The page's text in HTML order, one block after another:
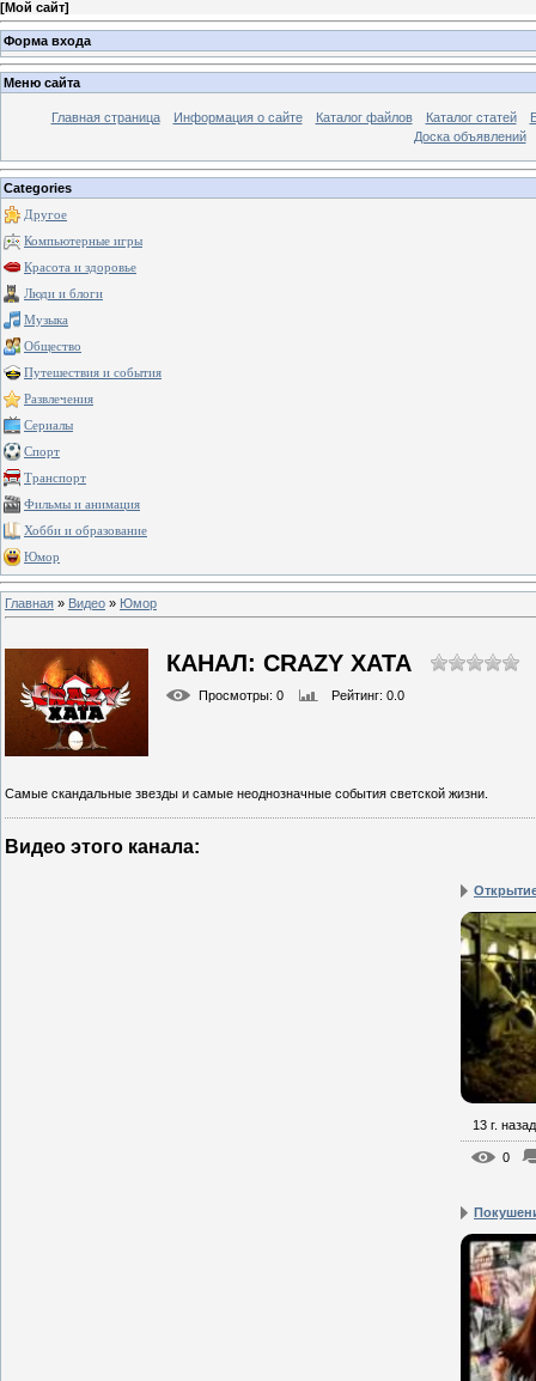
[Мой сайт]
Форма входа
Меню сайта
Главная страница Информация о сайте Каталог файлов Каталог статей
Доска объявлений
Categories
Другое
Компьютерные игры
Красота и здоровье
Люди и блоги
Музыка
Общество
Путешествия и события
Развлечения
Сериалы
Спорт
Транспорт
Фильмы и анимация
Хобби и образование
Юмор
Главная » Видео » Юмор
КАНАЛ: CRAZY ХАТА
Просмотры: 0 Рейтинг: 0.0
Самые скандальные звезды и самые неоднозначные события светской жизни.
Видео этого канала:
13 г. назад
0